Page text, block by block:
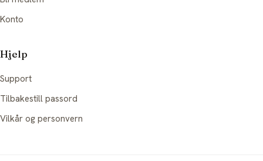
Konto
Hjelp
Support
Tilbakestill passord
Vilkår og personvern